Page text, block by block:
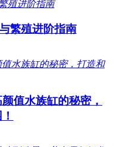
繁殖进阶指南
值水族缸的秘密，